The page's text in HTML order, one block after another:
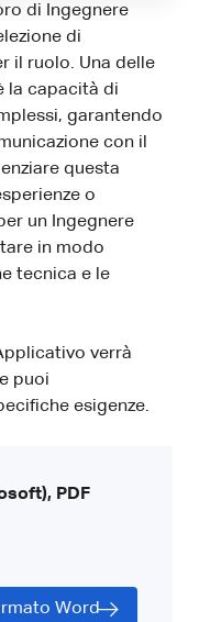
di Ingegnere
di
il ruolo. Una delle
la capacità di
garantendo
con il
questa
o
un Ingegnere
in modo
tecnica e le
verrà
puoi
esigenze.
PDF
Word